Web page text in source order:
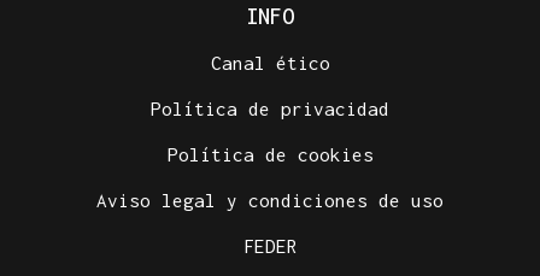
INFO
Canal ético
Política de privacidad
Política de cookies
Aviso legal y condiciones de uso
FEDER